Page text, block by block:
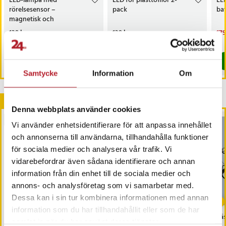
Samtycke Information Om
Denna webbplats använder cookies
Vi använder enhetsidentifierare för att anpassa innehållet
och annonserna till användarna, tillhandahålla funktioner
för sociala medier och analysera vår trafik. Vi
vidarebefordrar även sådana identifierare och annan
information från din enhet till de sociala medier och
annons- och analysföretag som vi samarbetar med.
Dessa kan i sin tur kombinera informationen med annan
information som du har tillhandahållit eller som de har
rörelsesensor –
magnetisk och
uppladdningsbar
Pris:139 kr
139 kr
I lager, levereras inom 1-2 vardagar
pack
Pris:139 kr
139 kr
I lager, levereras inom 1-2 vardagar
-41% - 34%